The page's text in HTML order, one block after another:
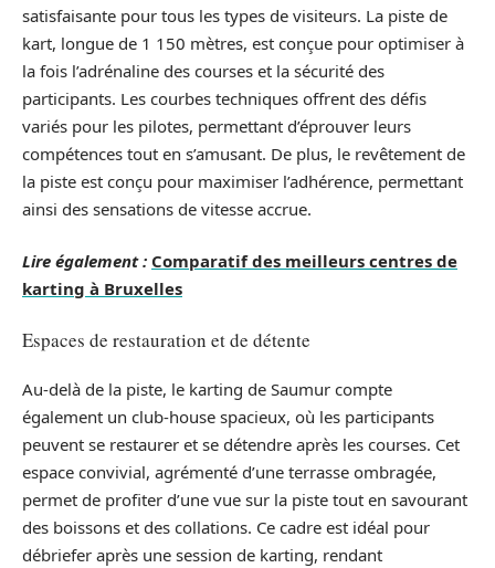
satisfaisante pour tous les types de visiteurs. La piste de
kart, longue de 1 150 mètres, est conçue pour optimiser à
la fois l’adrénaline des courses et la sécurité des
participants. Les courbes techniques offrent des défis
variés pour les pilotes, permettant d’éprouver leurs
compétences tout en s’amusant. De plus, le revêtement de
la piste est conçu pour maximiser l’adhérence, permettant
ainsi des sensations de vitesse accrue.
Lire également : Comparatif des meilleurs centres de
karting à Bruxelles
Espaces de restauration et de détente
Au-delà de la piste, le karting de Saumur compte
également un club-house spacieux, où les participants
peuvent se restaurer et se détendre après les courses. Cet
espace convivial, agrémenté d’une terrasse ombragée,
permet de profiter d’une vue sur la piste tout en savourant
des boissons et des collations. Ce cadre est idéal pour
débriefer après une session de karting, rendant